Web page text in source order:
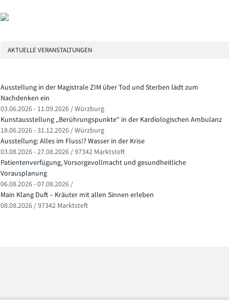
AKTUELLE VERANSTALTUNGEN
Ausstellung in der Magistrale ZIM über Tod und Sterben lädt zum
Nachdenken ein
03.06.2026 - 11.09.2026 / Würzburg
Kunstausstellung „Berührungspunkte“ in der Kardiologischen Ambulanz
18.06.2026 - 31.12.2026 / Würzburg
Ausstellung: Alles im Fluss!? Wasser in der Krise
03.08.2026 - 27.08.2026 / 97342 Marktsteft
Patientenverfügung, Vorsorgevollmacht und gesundheitliche
Vorausplanung
06.08.2026 - 07.08.2026 /
Main Klang Duft – Kräuter mit allen Sinnen erleben
08.08.2026 / 97342 Marktsteft